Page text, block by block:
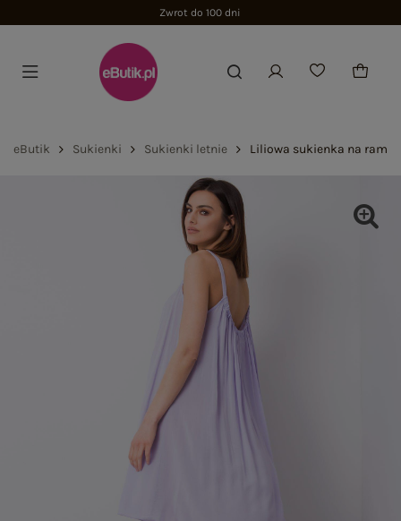
Zwrot do 100 dni
eButik Sukienki Sukienki letnie Liliowa sukienka na